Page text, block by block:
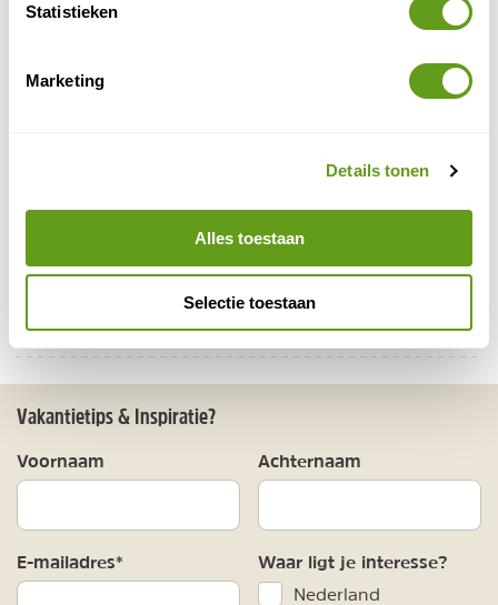
Statistieken
Marketing
Details tonen
Alles toestaan
Selectie toestaan
Met je eigen camper over land rijden door Siberië,
Mongolië tot aan Beijing. En dan via de zijderoute
bestemmingen: Marokko, Turkije, West-Afrika en
Azië.
BEKIJK
Vakantietips & Inspiratie?
Voornaam Achternaam
E-mailadres* Waar ligt je interesse?
Nederland